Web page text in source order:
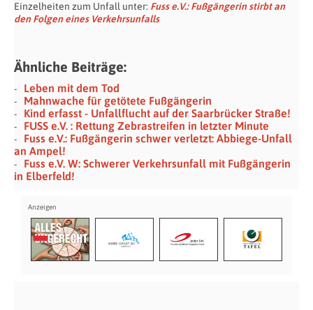
Einzelheiten zum Unfall unter: Fuss e.V.: Fußgängerin stirbt an
den Folgen eines Verkehrsunfalls
Ähnliche Beiträge:
Leben mit dem Tod
Mahnwache für getötete Fußgängerin
Kind erfasst - Unfallflucht auf der Saarbrücker Straße!
FUSS e.V. : Rettung Zebrastreifen in letzter Minute
Fuss e.V.: Fußgängerin schwer verletzt: Abbiege-Unfall
an Ampel!
Fuss e.V. W: Schwerer Verkehrsunfall mit Fußgängerin
in Elberfeld!